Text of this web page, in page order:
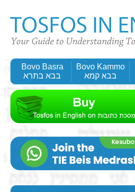
Bovo Basra
בבא בתרא
Bovo Kammo
בבא קמא